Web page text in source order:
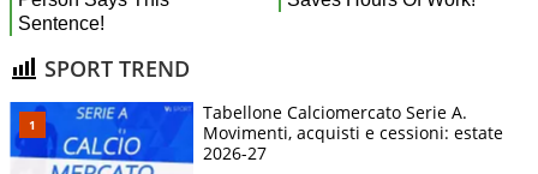
SPORT TREND
Tabellone Calciomercato Serie A.
Movimenti, acquisti e cessioni: estate
2026-27